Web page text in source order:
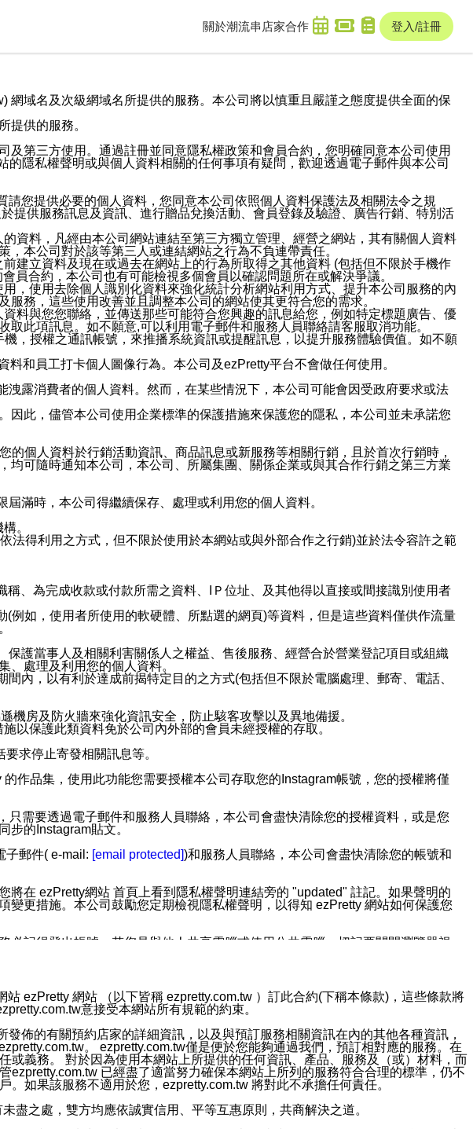
關於潮流串 店家合作 登入/註冊
網域名及次級網域名所提供的服務。本公司將以慎重且嚴謹之態度提供全面的保
提供的服務。
第三方使用。通過註冊並同意隱私權政策和會員合約，您明確同意本公司使用
隱私權聲明或與個人資料相關的任何事項有疑問，歡迎透過電子郵件與本公司
您提供必要的個人資料，您同意本公司依照個人資料保護法及相關法令之規
提供服務訊息及資訊、進行贈品兌換活動、會員登錄及驗證、廣告行銷、特別活
資料，凡經由本公司網站連結至第三方獨立管理、經營之網站，其有關個人資料
本公司對於該等第三人或連結網站之行為不負連帶責任。
建立資料及現在或過去在網站上的行為所取得之其他資料 (包括但不限於手機作
員合約，本公司也有可能檢視多個會員以確認問題所在或解決爭議。
，使用去除個人識別化資料來強化統計分析網站利用方式、提升本公司服務的內
務，這些使用改善並且調整本公司的網站使其更符合您的需求。
料與您您聯絡，並傳送那些可能符合您興趣的訊息給您，例如特定標題廣告、優
此項訊息。如不願意,可以利用電子郵件和服務人員聯絡請客服取消功能。
，授權之通訊帳號，來推播系統資訊或提醒訊息，以提升服務體驗價值。如不願
和員工打卡個人圖像行為。本公司及ezPretty平台不會做任何使用。
露消費者的個人資料。然而，在某些情況下，本公司可能會因受政府要求或法
此，儘管本公司使用企業標準的保護措施來保護您的隱私，本公司並未承諾您
個人資料於行銷活動資訊、商品訊息或新服務等相關行銷，且於首次行銷時，
可隨時通知本公司，本公司、所屬集團、關係企業或與其合作行銷之第三方業
滿時，本公司得繼續保存、處理或利用您的個人資料。
。
得利用之方式，但不限於使用於本網站或與外部合作之行銷)並於法令容許之範
、為完成收款或付款所需之資料、IＰ位址、及其他得以直接或間接識別使用者
如，使用者所使用的軟硬體、所點選的網頁)等資料，但是這些資料僅供作流量
護當事人及相關利害關係人之權益、售後服務、經營合於營業登記項目或組織
處理及利用您的個人資料。
內，以有利於達成前揭特定目的之方式(包括但不限於電腦處理、郵寄、電話、
機房及防火牆來強化資訊安全，防止駭客攻擊以及異地備援。
以保護此類資料免於公司內外部的會員未經授權的存取。
求停止寄發相關訊息等。
作品集，使用此功能您需要授權本公司存取您的Instagram帳號，您的授權將僅
需要透過電子郵件和服務人員聯絡，本公司會盡快清除您的授權資料，或是您
的Instagram貼文。
子郵件( e-mail: [email protected])和服務人員聯絡，本公司會盡快清除您的帳號和
在 ezPretty網站 首頁上看到隱私權聲明連結旁的 "updated" 註記。如果聲明的
更措施。本公司鼓勵您定期檢視隱私權聲明，以得知 ezPretty 網站如何保護您
記得登出帳號。若您是與他人共享電腦或使用公共電腦，切記要關閉瀏覽器視
供您參考。您能依照該資料或電子郵件所指示之方法、說明或功能連結，隨時
訊息。
滿足以下三個條件者，將可收到通知型訊息。
ezPretty 網站 （以下皆稱 ezpretty.com.tw ）訂此合約(下稱本條款)，這些條款將
意接受本網站所有規範的約束。
佈的有關預約店家的詳細資訊，以及與預訂服務相關資訊在內的其他各種資訊，
。 ezpretty.com.tw僅是便於您能夠通過我們，預訂相對應的服務。在
義務。 對於因為使用本網站上所提供的任何資訊、產品、服務及（或）材料，而
已經盡了適當努力確保本網站上所列的服務符合合理的標準，仍不
如果該服務不適用於您，ezpretty.com.tw 將對此不承擔任何責任。
盡之處，雙方均應依誠實信用、平等互惠原則，共商解決之道。